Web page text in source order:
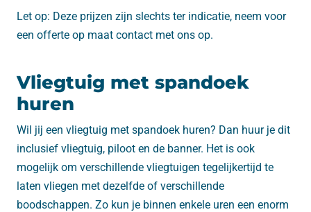
Let op: Deze prijzen zijn slechts ter indicatie, neem voor
een offerte op maat contact met ons op.
Vliegtuig met spandoek
huren
Wil jij een vliegtuig met spandoek huren? Dan huur je dit
inclusief vliegtuig, piloot en de banner. Het is ook
mogelijk om verschillende vliegtuigen tegelijkertijd te
laten vliegen met dezelfde of verschillende
boodschappen. Zo kun je binnen enkele uren een enorm